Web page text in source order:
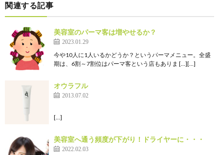
関連する記事
美容室のパーマ客は増やせるか？
2023.01.29
今や10人に1人いるかどうか？というパーマメニュー。全盛
期は、6割～7割位はパーマ客という店もありま […][…]
オウラフル
2013.07.02
[…]
美容室へ通う頻度が下がり！ドライヤーに・・・
2022.02.03